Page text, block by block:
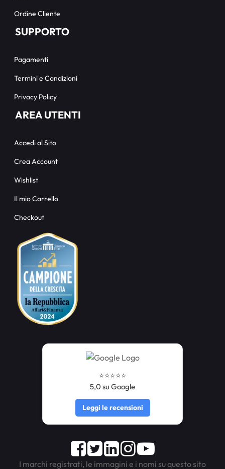
Ordine Cliente
SUPPORTO
Pagamenti
Termini e Condizioni
Privacy Policy
AREA UTENTI
Accedi al Sito
Crea Account
Wishlist
Il mio Carrello
Checkout
⭐️⭐️⭐️⭐️⭐️
5,0 su Google
Leggi le recensioni
Facebook
TwitterLinkedInInstagram
Youtube
I marchi registrati, le immagini e i nomi su questo sito